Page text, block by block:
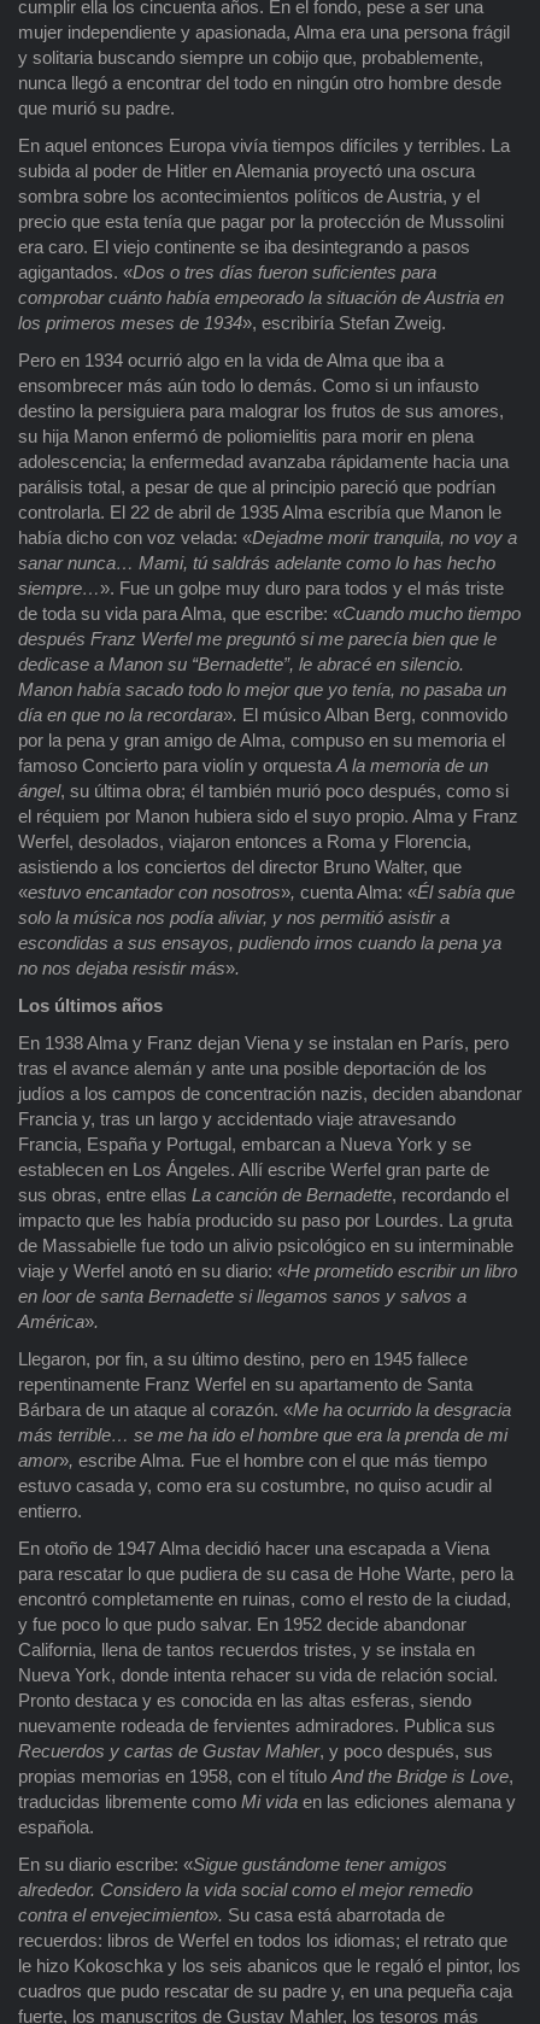
cumplir ella los cincuenta años. En el fondo, pese a ser una
mujer independiente y apasionada, Alma era una persona frágil
y solitaria buscando siempre un cobijo que, probablemente,
nunca llegó a encontrar del todo en ningún otro hombre desde
que murió su padre.
En aquel entonces Europa vivía tiempos difíciles y terribles. La
subida al poder de Hitler en Alemania proyectó una oscura
sombra sobre los acontecimientos políticos de Austria, y el
precio que esta tenía que pagar por la protección de Mussolini
era caro. El viejo continente se iba desintegrando a pasos
agigantados. «Dos o tres días fueron suficientes para
comprobar cuánto había empeorado la situación de Austria en
los primeros meses de 1934», escribiría Stefan Zweig.
Pero en 1934 ocurrió algo en la vida de Alma que iba a
ensombrecer más aún todo lo demás. Como si un infausto
destino la persiguiera para malograr los frutos de sus amores,
su hija Manon enfermó de poliomielitis para morir en plena
adolescencia; la enfermedad avanzaba rápidamente hacia una
parálisis total, a pesar de que al principio pareció que podrían
controlarla. El 22 de abril de 1935 Alma escribía que Manon le
había dicho con voz velada: «Dejadme morir tranquila, no voy a
sanar nunca… Mami, tú saldrás adelante como lo has hecho
siempre…». Fue un golpe muy duro para todos y el más triste
de toda su vida para Alma, que escribe: «Cuando mucho tiempo
después Franz Werfel me preguntó si me parecía bien que le
dedicase a Manon su “Bernadette”, le abracé en silencio.
Manon había sacado todo lo mejor que yo tenía, no pasaba un
día en que no la recordara». El músico Alban Berg, conmovido
por la pena y gran amigo de Alma, compuso en su memoria el
famoso Concierto para violín y orquesta A la memoria de un
ángel, su última obra; él también murió poco después, como si
el réquiem por Manon hubiera sido el suyo propio. Alma y Franz
Werfel, desolados, viajaron entonces a Roma y Florencia,
asistiendo a los conciertos del director Bruno Walter, que
«estuvo encantador con nosotros», cuenta Alma: «Él sabía que
solo la música nos podía aliviar, y nos permitió asistir a
escondidas a sus ensayos, pudiendo irnos cuando la pena ya
no nos dejaba resistir más».
Los últimos años
En 1938 Alma y Franz dejan Viena y se instalan en París, pero
tras el avance alemán y ante una posible deportación de los
judíos a los campos de concentración nazis, deciden abandonar
Francia y, tras un largo y accidentado viaje atravesando
Francia, España y Portugal, embarcan a Nueva York y se
establecen en Los Ángeles. Allí escribe Werfel gran parte de
sus obras, entre ellas La canción de Bernadette, recordando el
impacto que les había producido su paso por Lourdes. La gruta
de Massabielle fue todo un alivio psicológico en su interminable
viaje y Werfel anotó en su diario: «He prometido escribir un libro
en loor de santa Bernadette si llegamos sanos y salvos a
América».
Llegaron, por fin, a su último destino, pero en 1945 fallece
repentinamente Franz Werfel en su apartamento de Santa
Bárbara de un ataque al corazón. «Me ha ocurrido la desgracia
más terrible… se me ha ido el hombre que era la prenda de mi
amor», escribe Alma. Fue el hombre con el que más tiempo
estuvo casada y, como era su costumbre, no quiso acudir al
entierro.
En otoño de 1947 Alma decidió hacer una escapada a Viena
para rescatar lo que pudiera de su casa de Hohe Warte, pero la
encontró completamente en ruinas, como el resto de la ciudad,
y fue poco lo que pudo salvar. En 1952 decide abandonar
California, llena de tantos recuerdos tristes, y se instala en
Nueva York, donde intenta rehacer su vida de relación social.
Pronto destaca y es conocida en las altas esferas, siendo
nuevamente rodeada de fervientes admiradores. Publica sus
Recuerdos y cartas de Gustav Mahler, y poco después, sus
propias memorias en 1958, con el título And the Bridge is Love,
traducidas libremente como Mi vida en las ediciones alemana y
española.
En su diario escribe: «Sigue gustándome tener amigos
alrededor. Considero la vida social como el mejor remedio
contra el envejecimiento». Su casa está abarrotada de
recuerdos: libros de Werfel en todos los idiomas; el retrato que
le hizo Kokoschka y los seis abanicos que le regaló el pintor, los
cuadros que pudo rescatar de su padre y, en una pequeña caja
fuerte, los manuscritos de Gustav Mahler, los tesoros más